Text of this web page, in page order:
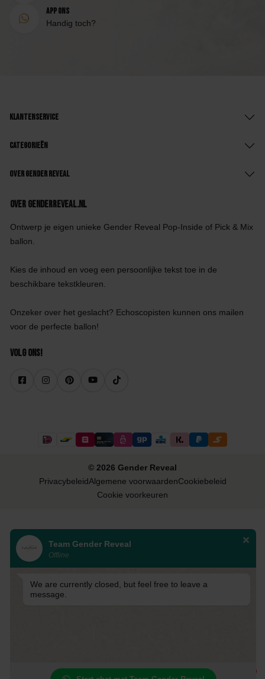
App ons
Handig toch?
Klantenservice
Categorieën
Over Gender Reveal
Over GenderReveal.nl
Ontwerp je eigen unieke Gender Reveal Pop-Inside of Pick & Mix
ballon.
Kies de inhoud en voeg een persoonlijke tekst toe in de
beschikbare tekstkleuren.
Onzeker over het geslacht? Echoscopisten kunnen ons mailen
voor de perfecte ballon!
Volg ons!
© 2026 Gender Reveal
PrivacybeleidAlgemene voorwaardenCookiebeleid
Cookie voorkeuren
Team Gender Reveal
Offline
We are currently closed, but feel free to leave a
message.